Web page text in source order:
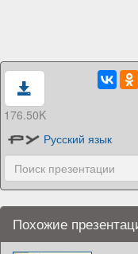
176.50K
Русский язык
Похожие